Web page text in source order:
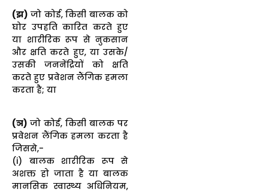
(झ) जो कोई, किसी बालक को
घोर उपहति कारित करते हुए
या शारीरिक रूप से नुकसान
और क्षति करते हुए, या उसके/
उसकी जननेंद्रियों को क्षति
करते हुए प्रवेशन लैंगिक हमला
करता है; या
(ञ) जो कोई, किसी बालक पर
प्रवेशन लैंगिक हमला करता है
जिससे,-
(i) बालक शारीरिक रूप से
अशक्त हो जाता है या बालक
मानसिक स्वास्थ्य अधिनियम,